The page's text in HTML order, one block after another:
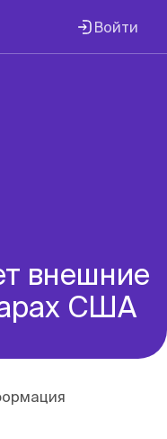
Войти
внешние
США